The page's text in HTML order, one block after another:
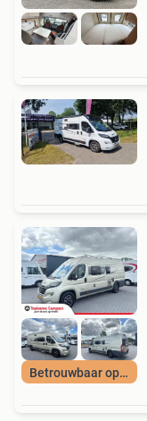
Betrouwbaar op pad